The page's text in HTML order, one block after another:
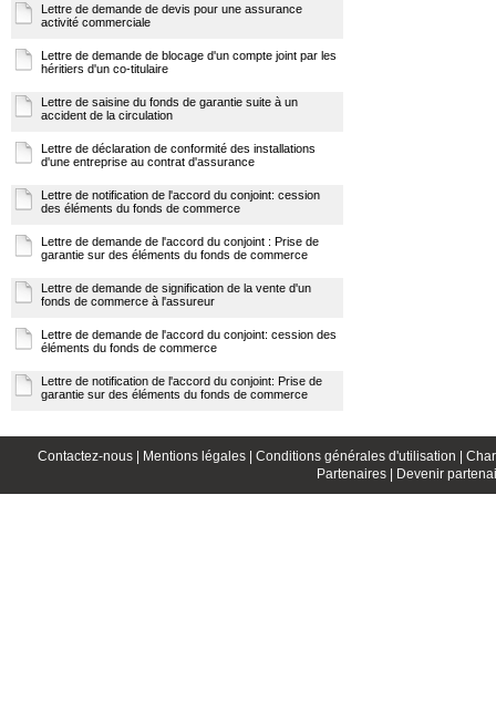
Lettre de demande de devis pour une assurance
activité commerciale
Lettre de demande de blocage d'un compte joint par les
héritiers d'un co-titulaire
Lettre de saisine du fonds de garantie suite à un
accident de la circulation
Lettre de déclaration de conformité des installations
d'une entreprise au contrat d'assurance
Lettre de notification de l'accord du conjoint: cession
des éléments du fonds de commerce
Lettre de demande de l'accord du conjoint : Prise de
garantie sur des éléments du fonds de commerce
Lettre de demande de signification de la vente d'un
fonds de commerce à l'assureur
Lettre de demande de l'accord du conjoint: cession des
éléments du fonds de commerce
Lettre de notification de l'accord du conjoint: Prise de
garantie sur des éléments du fonds de commerce
Contactez-nous | Mentions légales | Conditions générales d'utilisation |
Partenaires | Devenir